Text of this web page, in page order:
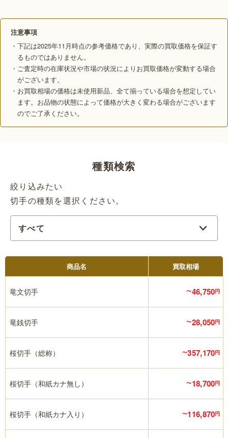
注意事項
・下記は2025年11月時点の参考価格であり、実際の買取価格を保証す
るものではありません。
・ご査定時の在庫状況や市場の状況によりお買取価格が変動する場合
がございます。
・お買取相場の価格は未使用新品、全て揃っている場合を想定してい
ます。お品物の状態によって価格が大きく変わる場合がございます
のでご了承ください。
種類検索
絞り込みたい
切手の種類を選択ください。
商品名 買取相場
竜文切手 〜46,750円
竜銭切手 〜28,050円
桜切手（総称） 〜357,170円
桜切手（和紙カナ無し） 〜18,700円
桜切手（和紙カナ入り） 〜116,870円